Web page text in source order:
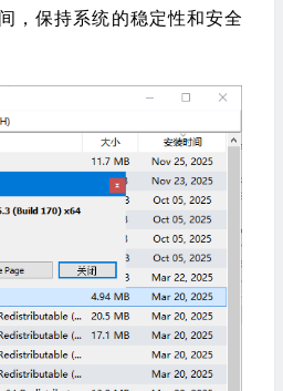
，保持系统的稳定性和安全